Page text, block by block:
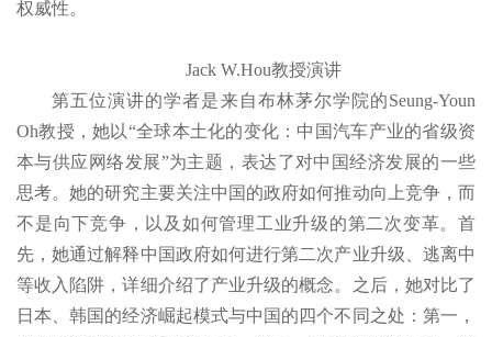
权威性。
Jack W.Hou教授演讲
第五位演讲的学者是来自布林茅尔学院的Seung-Youn
Oh教授，她以“全球本土化的变化：中国汽车产业的省级资
本与供应网络发展”为主题，表达了对中国经济发展的一些
思考。她的研究主要关注中国的政府如何推动向上竞争，而
不是向下竞争，以及如何管理工业升级的第二次变革。首
先，她通过解释中国政府如何进行第二次产业升级、逃离中
等收入陷阱，详细介绍了产业升级的概念。之后，她对比了
日本、韩国的经济崛起模式与中国的四个不同之处：第一，